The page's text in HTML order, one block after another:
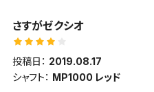
かいです。
さすがゼクシオ
投稿日： 2019.08.17
シャフト： MP1000 レッド